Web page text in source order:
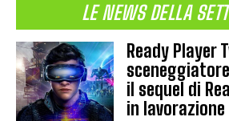
LE NEWS DELLA
Ready Player
il sequel di
in lavorazione